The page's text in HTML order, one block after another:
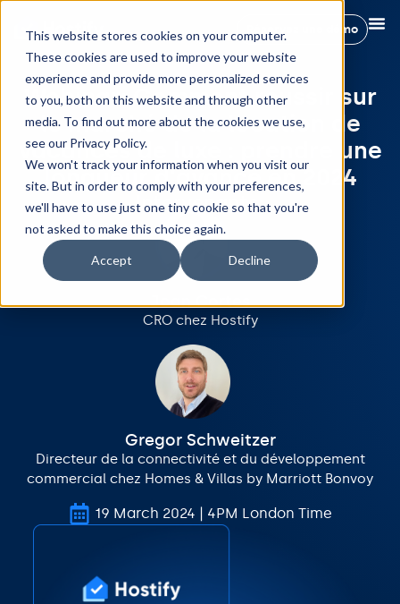
This website stores cookies on your computer.
These cookies are used to improve your website
experience and provide more personalized services
to you, both on this website and through other
media. To find out more about the cookies we use,
see our Privacy Policy.
We won't track your information when you visit our
site. But in order to comply with your preferences,
we'll have to use just one tiny cookie so that you're
not asked to make this choice again.
Accept Decline
Réservez une démo
Webinar: Comment réussir sur
le marché de la location de
vacances de luxe : prendre une
longueur d'avance en 2024
Intervenants:
Joan Cortes
CRO chez Hostify
Gregor Schweitzer
Directeur de la connectivité et du développement
commercial chez Homes & Villas by Marriott Bonvoy
19 March 2024 | 4PM London Time